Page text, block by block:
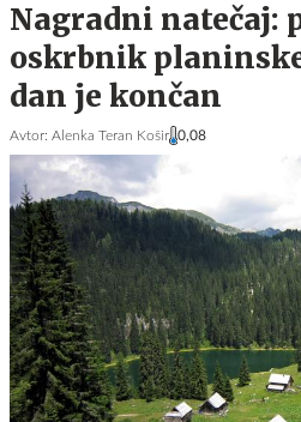
Nagradni natečaj:
oskrbnik
dan je končan
Avtor: Alenka Teran Košir 0,08